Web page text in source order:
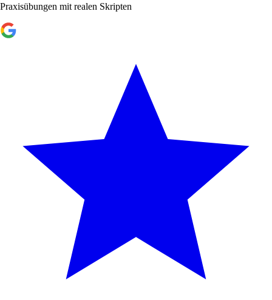
Praxisübungen mit realen Skripten